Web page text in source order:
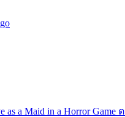
as a Maid in a Horror Game